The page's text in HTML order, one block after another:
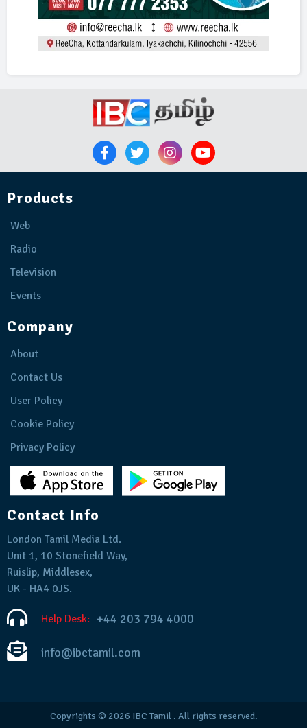
Products
Web
Radio
Television
Events
Company
About
Contact Us
User Policy
Cookie Policy
Privacy Policy
Contact Info
London Tamil Media Ltd.
Unit 1, 10 Stonefield Way,
Ruislip, Middlesex,
UK - HA4 0JS.
Help Desk: +44 203 794 4000
info@ibctamil.com
Copyrights © 2026 IBC Tamil. All rights reserved.